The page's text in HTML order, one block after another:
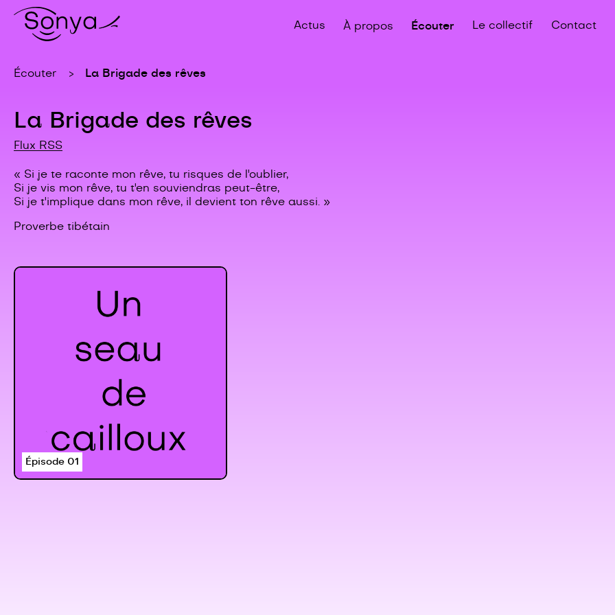
Actus À propos Écouter Le collectif Contact
Écouter La Brigade des rêves
La Brigade des rêves
Flux RSS
« Si je te raconte mon rêve, tu risques de l'oublier,
Si je vis mon rêve, tu t'en souviendras peut-être,
Si je t'implique dans mon rêve, il devient ton rêve aussi. »
Proverbe tibétain
Épisode 01